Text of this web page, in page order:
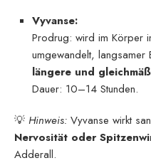
Vyvanse:
Prodrug: wird im Körper
umgewandelt, langsamer
längere und
Dauer: 10–14 Stunden.
💡 Hinweis: Vyvanse wirkt
Nervosität oder
Adderall.